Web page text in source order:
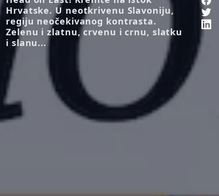
Hrvatske. U neotkrivenu Slavoniju,
regiju neočekivanog kontrasta.
Zelenu i zlatnu, crvenu i crnu, slatku
i slanu...